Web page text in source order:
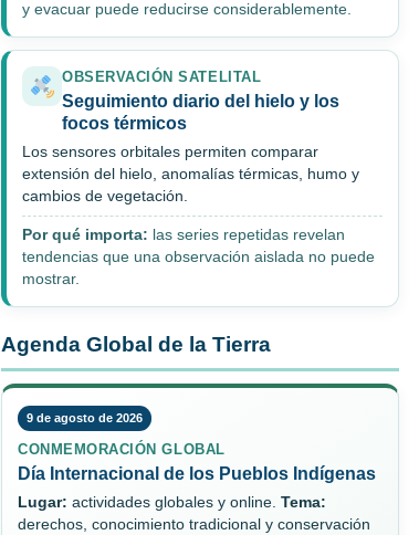
y evacuar puede reducirse considerablemente.
OBSERVACIÓN SATELITAL
Seguimiento diario del hielo y los
focos térmicos
Los sensores orbitales permiten comparar
extensión del hielo, anomalías térmicas, humo y
cambios de vegetación.
Por qué importa: las series repetidas revelan
tendencias que una observación aislada no puede
mostrar.
Agenda Global de la Tierra
9 de agosto de 2026
CONMEMORACIÓN GLOBAL
Día Internacional de los Pueblos Indígenas
Lugar: actividades globales y online. Tema:
derechos, conocimiento tradicional y conservación